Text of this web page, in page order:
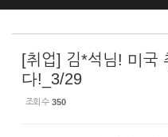
[취업] 김*석님! 미국
다!_3/29
조회 수 350